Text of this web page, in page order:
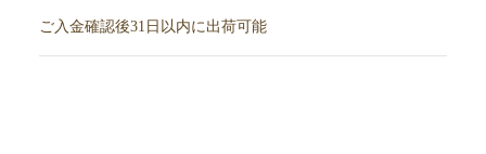
ご入金確認後31日以内に出荷可能